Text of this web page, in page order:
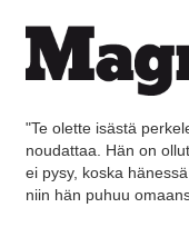
"Te olette isästä
noudattaa. Hän on
ei pysy, koska
niin hän puhuu